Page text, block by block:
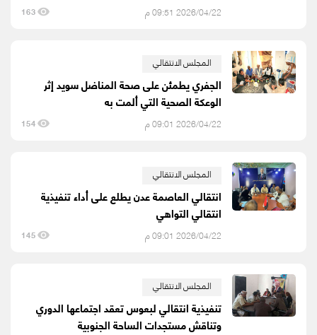
2026/04/22 09:51 م 163
المجلس الانتقالي
الجفري يطمئن على صحة المناضل سويد إثر
الوعكة الصحية التي ألمت به
2026/04/22 09:01 م 154
المجلس الانتقالي
انتقالي العاصمة عدن يطلع على أداء تنفيذية
انتقالي التواهي
2026/04/22 09:01 م 145
المجلس الانتقالي
تنفيذية انتقالي لبعوس تعقد اجتماعها الدوري
وتناقش مستجدات الساحة الجنوبية